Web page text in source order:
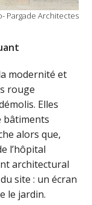
Pargade Architectes
modernité et
rouge
Elles
bâtiments
alors que,
l’hôpital
architectural
site : un écran
le jardin.